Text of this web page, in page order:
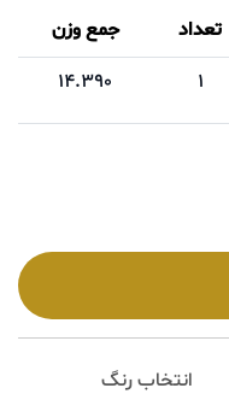
تعداد
جمع وزن
14.390
انتخاب رنگ